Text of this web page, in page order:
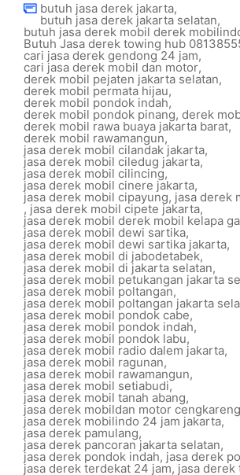
butuh jasa derek jakarta,
butuh jasa derek jakarta selatan,
butuh jasa derek mobil derek
Butuh Jasa derek towing hub
cari jasa derek gendong 24 jam,
cari jasa derek mobil dan motor,
derek mobil pejaten jakarta selatan,
derek mobil permata hijau,
derek mobil pondok indah,
derek mobil pondok pinang, derek
derek mobil rawa buaya jakarta barat,
derek mobil rawamangun,
jasa derek mobil cilandak jakarta,
jasa derek mobil ciledug jakarta,
jasa derek mobil cilincing,
jasa derek mobil cinere jakarta,
jasa derek mobil cipayung, jasa derek
, jasa derek mobil cipete jakarta,
jasa derek mobil derek mobil kelapa
jasa derek mobil dewi sartika,
jasa derek mobil dewi sartika jakarta,
jasa derek mobil di jabodetabek,
jasa derek mobil di jakarta selatan,
jasa derek mobil petukangan jakarta
jasa derek mobil poltangan,
jasa derek mobil poltangan jakarta
jasa derek mobil pondok cabe,
jasa derek mobil pondok indah,
jasa derek mobil pondok labu,
jasa derek mobil radio dalem jakarta,
jasa derek mobil ragunan,
jasa derek mobil rawamangun,
jasa derek mobil setiabudi,
jasa derek mobil tanah abang,
jasa derek mobildan motor cengkareng
jasa derek mobilindo 24 jam jakarta,
jasa derek pamulang,
jasa derek pancoran jakarta selatan,
jasa derek pondok indah, jasa derek
jasa derek terdekat 24 jam, jasa derek